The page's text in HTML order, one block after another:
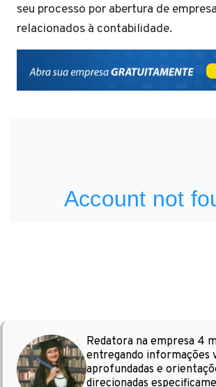
seu processo por abertura de
relacionados à contabilidade.
Redatora na empresa 4
entregando informações
aprofundadas e
direcionadas